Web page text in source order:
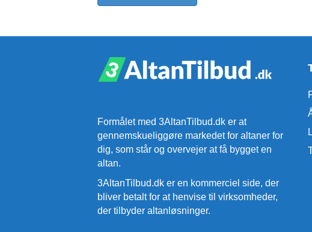
Formålet med 3AltanTilbud.dk er at
gennemskueliggøre markedet for altaner for
dig, som står og overvejer at få bygget en
altan.
3AltanTilbud.dk er en kommerciel side, der
bliver betalt for at henvise til virksomheder,
der tilbyder altanløsninger.